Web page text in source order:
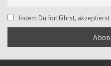
Indem Du fortfährst,